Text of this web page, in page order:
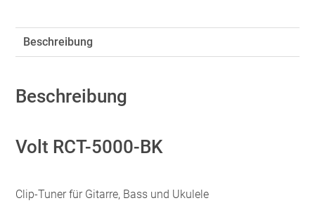
Beschreibung
Beschreibung
Volt RCT-5000-BK
Clip-Tuner für Gitarre, Bass und Ukulele